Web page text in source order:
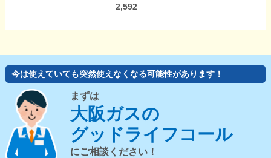
2,592
今は使えていても突然使えなくなる可能性があります！
まずは
大阪ガスの
グッドライフコール
にご相談ください！